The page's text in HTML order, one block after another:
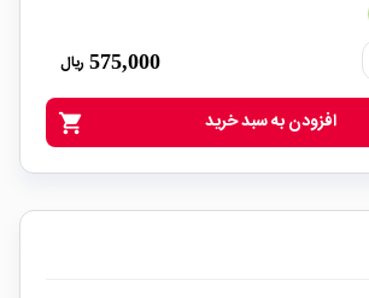
575,000 ریال
shopping_cart افزودن به سبد خرید